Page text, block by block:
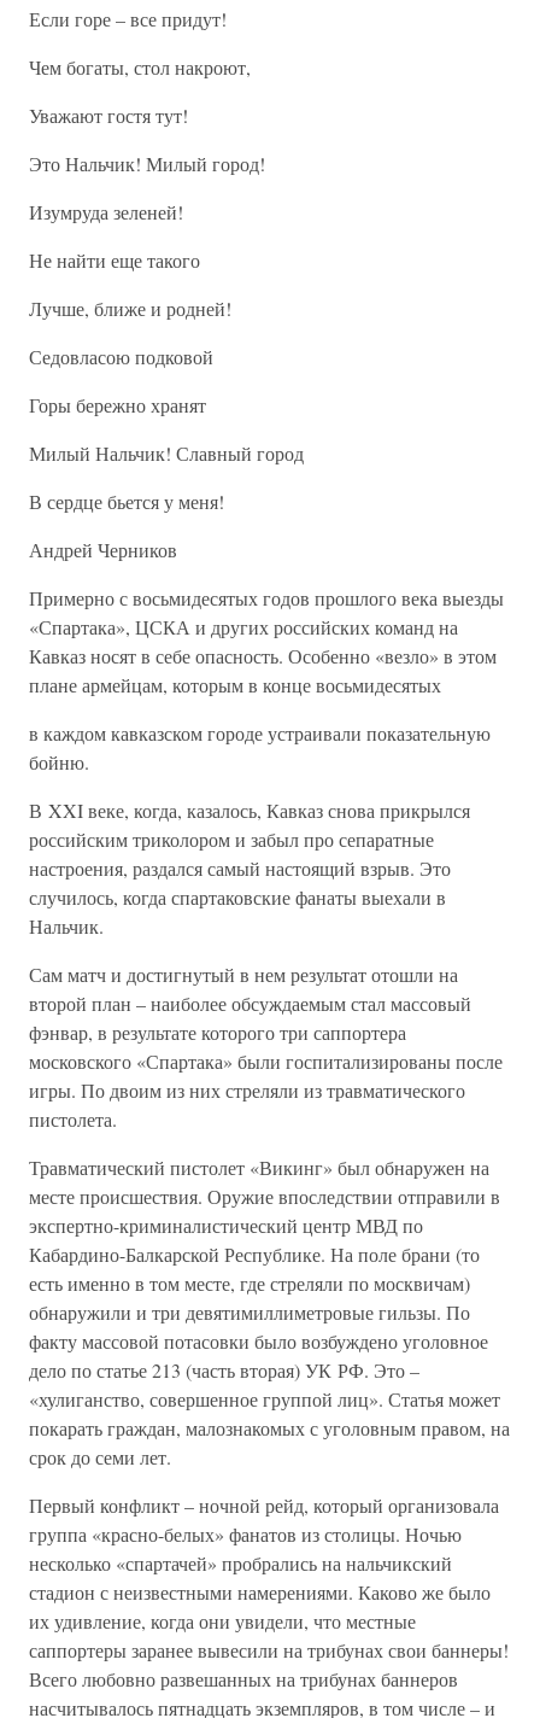
Если горе – все придут!
Чем богаты, стол накроют,
Уважают гостя тут!
Это Нальчик! Милый город!
Изумруда зеленей!
Не найти еще такого
Лучше, ближе и родней!
Седовласою подковой
Горы бережно хранят
Милый Нальчик! Славный город
В сердце бьется у меня!
Андрей Черников
Примерно с восьмидесятых годов прошлого века выезды
«Спартака», ЦСКА и других российских команд на
Кавказ носят в себе опасность. Особенно «везло» в этом
плане армейцам, которым в конце восьмидесятых
в каждом кавказском городе устраивали показательную
бойню.
В XXI веке, когда, казалось, Кавказ снова прикрылся
российским триколором и забыл про сепаратные
настроения, раздался самый настоящий взрыв. Это
случилось, когда спартаковские фанаты выехали в
Нальчик.
Сам матч и достигнутый в нем результат отошли на
второй план – наиболее обсуждаемым стал массовый
фэнвар, в результате которого три саппортера
московского «Спартака» были госпитализированы после
игры. По двоим из них стреляли из травматического
пистолета.
Травматический пистолет «Викинг» был обнаружен на
месте происшествия. Оружие впоследствии отправили в
экспертно-криминалистический центр МВД по
Кабардино-Балкарской Республике. На поле брани (то
есть именно в том месте, где стреляли по москвичам)
обнаружили и три девятимиллиметровые гильзы. По
факту массовой потасовки было возбуждено уголовное
дело по статье 213 (часть вторая) УК РФ. Это –
«хулиганство, совершенное группой лиц». Статья может
покарать граждан, малознакомых с уголовным правом, на
срок до семи лет.
Первый конфликт – ночной рейд, который организовала
группа «красно-белых» фанатов из столицы. Ночью
несколько «спартачей» пробрались на нальчикский
стадион с неизвестными намерениями. Каково же было
их удивление, когда они увидели, что местные
саппортеры заранее вывесили на трибунах свои баннеры!
Всего любовно развешанных на трибунах баннеров
насчитывалось пятнадцать экземпляров, в том числе – и